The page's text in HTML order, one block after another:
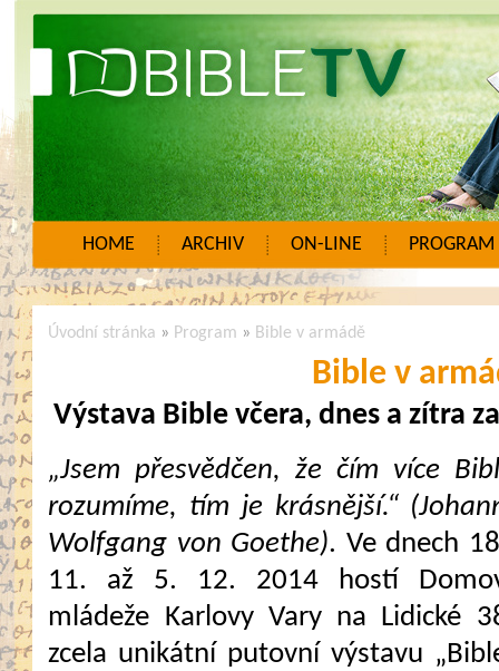
HOME ARCHIV ON-LINE PROGRAM
Úvodní stránka » Program » Bible v armádě
Bible v
Výstava Bible včera, dnes a zítra
„Jsem přesvědčen, že čím více
rozumíme, tím je krásnější.“
Wolfgang von Goethe). Ve dnech
11. až 5. 12. 2014 hostí
mládeže Karlovy Vary na Lidické
zcela unikátní putovní výstavu